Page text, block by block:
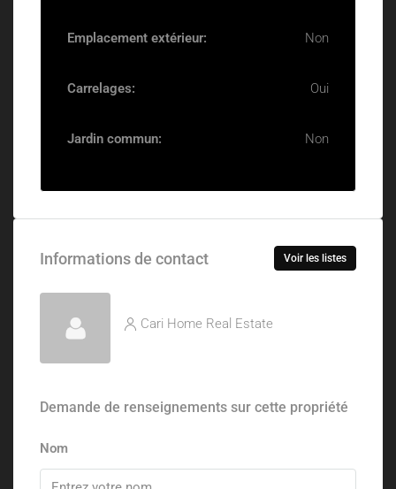
Emplacement extérieur: Non
Carrelages: Oui
Jardin commun: Non
Informations de contact Voir les listes
Cari Home Real Estate
Demande de renseignements sur cette propriété
Nom